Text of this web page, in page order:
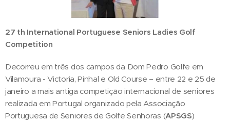
27 th International Portuguese Seniors Ladies Golf
Competition
Decorreu em três dos campos da Dom Pedro Golfe em
Vilamoura - Victoria, Pinhal e Old Course – entre 22 e 25 de
janeiro a mais antiga competição internacional de seniores
realizada em Portugal organizado pela Associação
Portuguesa de Seniores de Golfe Senhoras (APSGS)